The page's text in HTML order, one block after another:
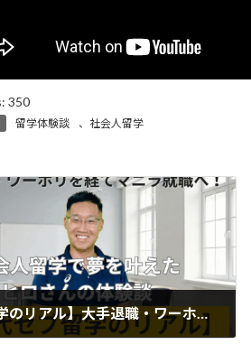
350
留学体験談 、 社会人留学
【30代留学のリアル】大手退職・ワーホリを経てマニラ就職へ！社会人留学で夢を叶えたヒロさんの体験談